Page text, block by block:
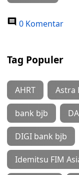
0 Komentar
Tag Populer
AHRT Astra
bank bjb
DIGI bank bjb
Idemitsu FIM